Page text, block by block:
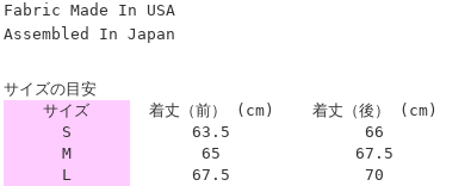
Fabric Made In USA
Assembled In Japan
サイズの目安
サイズ
着丈（前） (cm) 着丈（後） (cm)
S
63.5 66
M
65 67.5
L
67.5 70